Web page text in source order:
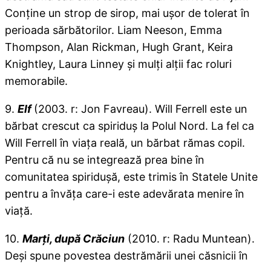
Conţine un strop de sirop, mai uşor de tolerat în
perioada sărbătorilor. Liam Neeson, Emma
Thompson, Alan Rickman, Hugh Grant, Keira
Knightley, Laura Linney şi mulţi alţii fac roluri
memorabile.
9. Elf (2003. r: Jon Favreau). Will Ferrell este un
bărbat crescut ca spiriduş la Polul Nord. La fel ca
Will Ferrell în viaţa reală, un bărbat rămas copil.
Pentru că nu se integrează prea bine în
comunitatea spiriduşă, este trimis în Statele Unite
pentru a învăţa care-i este adevărata menire în
viaţă.
10. Marţi, după Crăciun (2010. r: Radu Muntean).
Deşi spune povestea destrămării unei căsnicii în